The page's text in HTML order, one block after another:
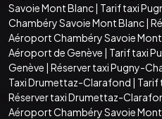
Savoie Mont Blanc| Tarif taxi
Chambéry Savoie Mont Blanc|
Aéroport Chambéry Savoie
Aéroport de Genève | Tarif taxi
Genève | Réserver taxi Pugny-
Taxi Drumettaz-Clarafond | Tarif
Réserver taxi Drumettaz-
Aéroport Chambéry Savoie